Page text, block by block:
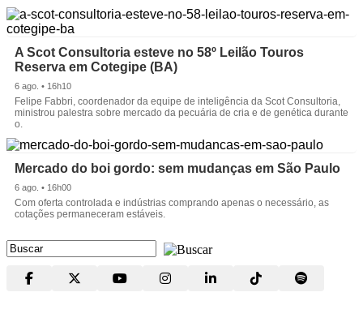
A Scot Consultoria esteve no 58º Leilão Touros
Reserva em Cotegipe (BA)
6 ago. • 16h10
Felipe Fabbri, coordenador da equipe de inteligência da Scot Consultoria,
ministrou palestra sobre mercado da pecuária de cria e de genética durante
o.
Mercado do boi gordo: sem mudanças em São Paulo
6 ago. • 16h00
Com oferta controlada e indústrias comprando apenas o necessário, as
cotações permaneceram estáveis.